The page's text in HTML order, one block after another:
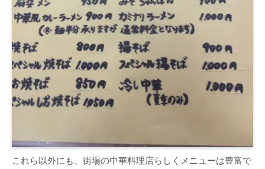
これら以外にも、街場の中華料理店らしくメニューは豊富で